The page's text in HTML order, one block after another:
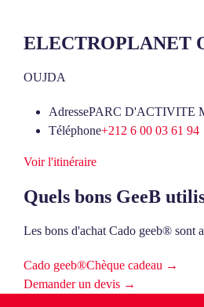
ELECTROPLANET
OUJDA
AdressePARC D'ACTIVITE
Téléphone+212 6 00 03 61 94
Voir l'itinéraire
Quels bons GeeB
Les bons d'achat Cado geeb®
Cado geeb®Chèque cadeau →
Demander un devis →